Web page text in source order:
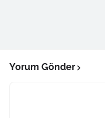
Yorum Gönder